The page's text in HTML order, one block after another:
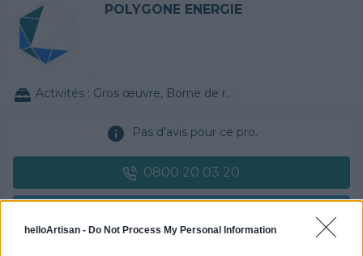
helloArtisan - Do Not Process My Personal Information
POLYGONE ENERGIE
Activités : Gros œuvre, Borne de recharge
Pas d'avis pour ce pro.
0800 20 03 20